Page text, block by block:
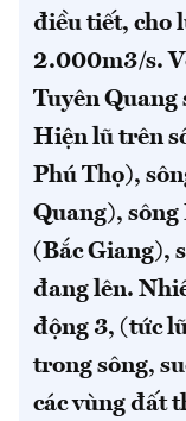
điều tiết, cho
2.000m3/s.
Tuyên Quang
Hiện lũ trên
Phú Thọ),
Quang), sông
(Bắc Giang),
đang lên.
động 3, (tức
trong sông,
các vùng đất